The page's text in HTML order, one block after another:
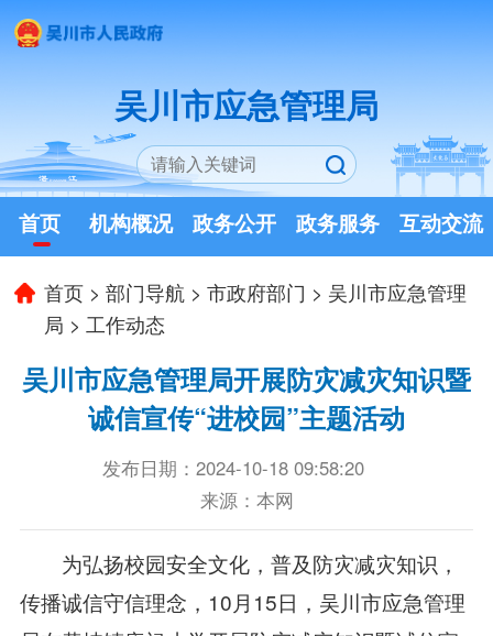
吴川市应急管理局
首页 机构概况 政务公开 政务服务 互动交流
首页 >部门导航 >市政府部门 > 吴川市应急管理
局 > 工作动态
吴川市应急管理局开展防灾减灾知识暨
诚信宣传“进校园”主题活动
发布日期：2024-10-18 09:58:20
来源：本网
为弘扬校园安全文化，普及防灾减灾知识，
传播诚信守信理念，10月15日，吴川市应急管理